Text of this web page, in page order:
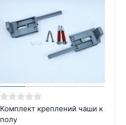
Комплект креплений чаши к
полу